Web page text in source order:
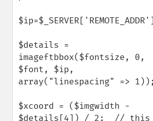
$details =
imageftbbox($fontsize, 0,
$font, $ip,
array("linespacing" => 1));
$xcoord = ($imgwidth -
$details[4]) / 2;  // this